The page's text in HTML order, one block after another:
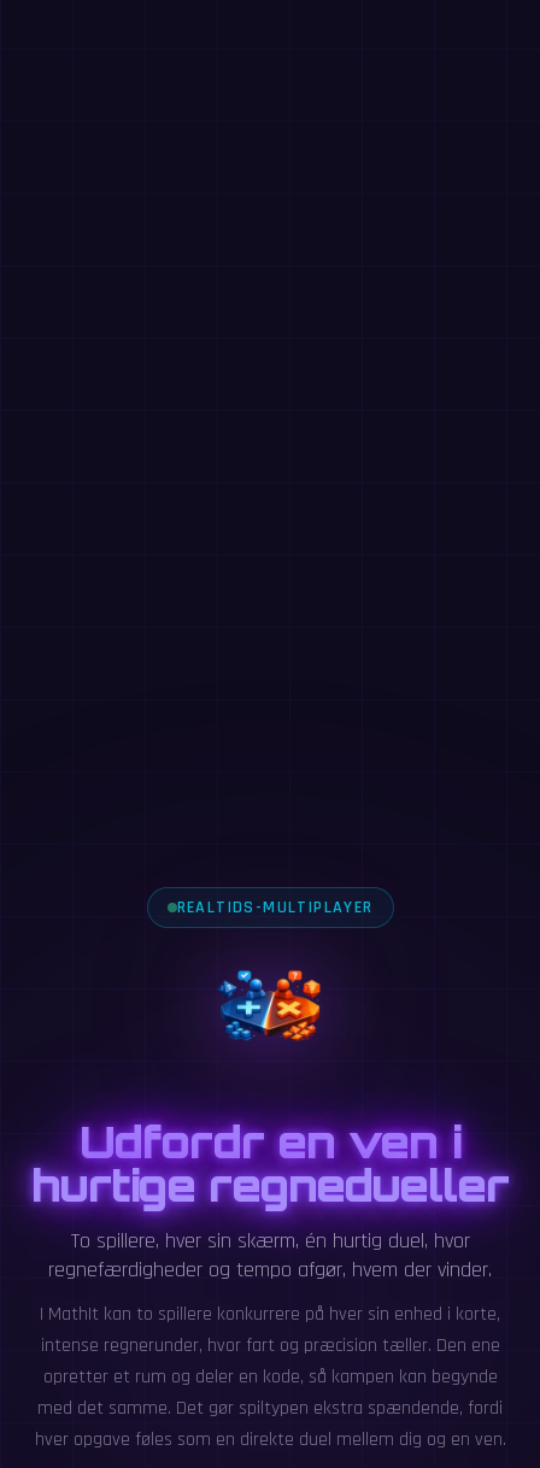
REALTIDS-MULTIPLAYER
Udfordr en ven i
hurtige regnedueller
To spillere, hver sin skærm, én hurtig duel, hvor
regnefærdigheder og tempo afgør, hvem der vinder.
I MathIt kan to spillere konkurrere på hver sin enhed i korte,
intense regnerunder, hvor fart og præcision tæller. Den ene
opretter et rum og deler en kode, så kampen kan begynde
med det samme. Det gør spiltypen ekstra spændende, fordi
hver opgave føles som en direkte duel mellem dig og en ven.